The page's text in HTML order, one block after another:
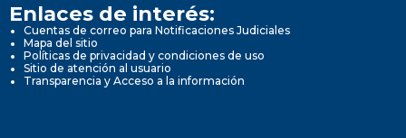
Enlaces de interés:
Cuentas de correo para Notificaciones Judiciales
Mapa del sitio
Políticas de privacidad y condiciones de uso
Sitio de atención al usuario
Transparencia y Acceso a la información